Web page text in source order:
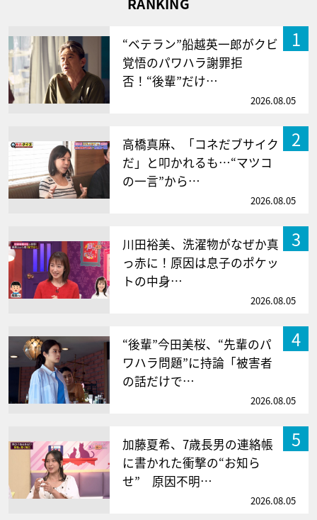
1
“ベテラン”船越英一郎がクビ
覚悟のパワハラ謝罪拒
否！“後輩”だけ…
2026.08.05
2
高橋真麻、「コネだブサイク
だ」と叩かれるも…“マツコ
の一言”から…
2026.08.05
3
川田裕美、洗濯物がなぜか真
っ赤に！原因は息子のポケッ
トの中身…
2026.08.05
4
“後輩”今田美桜、“先輩のパ
ワハラ問題”に持論「被害者
の話だけで…
2026.08.05
5
加藤夏希、7歳長男の連絡帳
に書かれた衝撃の“お知ら
せ” 原因不明…
2026.08.05